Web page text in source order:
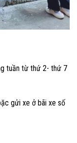
tuần từ thứ 2- thứ 7
gửi xe ở bãi xe số